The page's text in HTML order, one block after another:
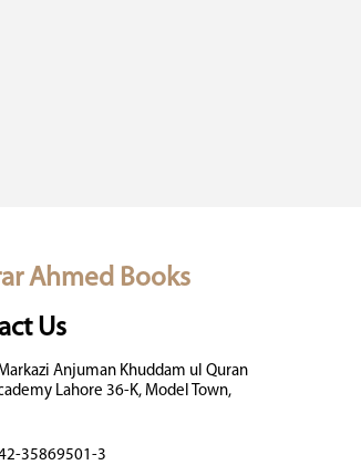
Ahmed Books
Us
Anjuman Khuddam ul Quran
Lahore 36-K, Model Town,
35869501-3